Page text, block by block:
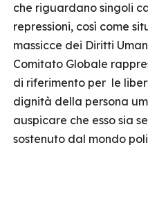
che riguardano singoli
repressioni, così come
massicce dei Diritti
Comitato Globale
di riferimento per le
dignità della persona
auspicare che esso sia
sostenuto dal mondo